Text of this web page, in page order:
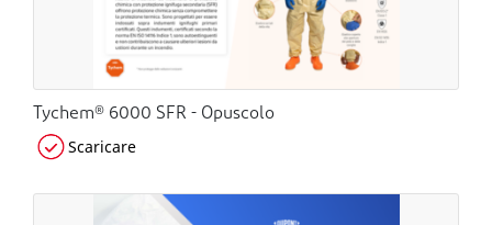
Tychem® 6000 SFR - Opuscolo
Scaricare